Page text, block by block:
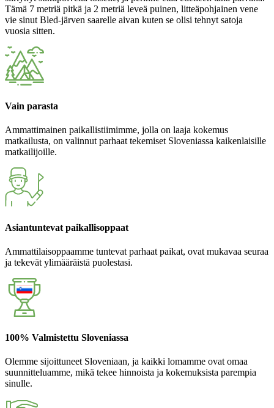
Tämä 7 metriä pitkä ja 2 metriä leveä puinen, litteäpohjainen vene
vie sinut Bled-järven saarelle aivan kuten se olisi tehnyt satoja
vuosia sitten.
Vain parasta
Ammattimainen paikallistiimimme, jolla on laaja kokemus
matkailusta, on valinnut parhaat tekemiset Sloveniassa kaikenlaisille
matkailijoille.
Asiantuntevat paikallisoppaat
Ammattilaisoppaamme tuntevat parhaat paikat, ovat mukavaa seuraa
ja tekevät ylimääräistä puolestasi.
100% Valmistettu Sloveniassa
Olemme sijoittuneet Sloveniaan, ja kaikki lomamme ovat omaa
suunnitteluamme, mikä tekee hinnoista ja kokemuksista parempia
sinulle.